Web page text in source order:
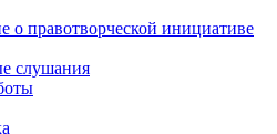
о правотворческой инициативе
слушания